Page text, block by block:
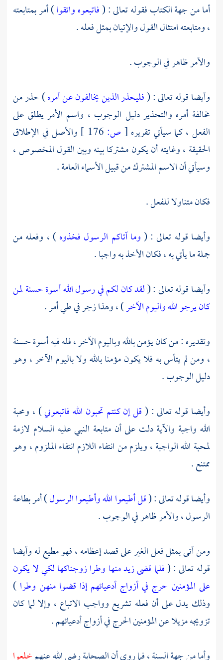
أما من جهة الكتاب فقوله تعالى : (فاتبعوه واتقوا) أمر بمتابعته
، ومتابعته امتثال القول والإتيان بمثل فعله .
والأمر ظاهر في الوجوب .
وأيضا قوله تعالى : (فليحذر الذين يخالفون عن أمره) حذر من
مخالفة أمره والتحذير دليل الوجوب ، واسم الأمر يطلق على
الفعل ، كما سيأتي تقريره [ ص:
والأصل في الإطلاق
الحقيقة ، وغايته أن يكون مشتركا بينه وبين القول المخصوص ،
وسيأتي أن الاسم المشترك من قبيل الأسماء العامة .
فكان متناولا للفعل .
وأيضا قوله تعالى : (وما آتاكم الرسول فخذوه) ، وفعله من
جملة ما يأتي به ، فكان الأخذ به واجبا .
وأيضا قوله تعالى : (لقد كان لكم في رسول الله أسوة حسنة لمن
كان يرجو الله واليوم الآخر) ، وهذا زجر في طي أمر .
وتقديره : من كان يؤمن بالله وباليوم الآخر ، فله فيه أسوة حسنة
، ومن لم يتأس به فلا يكون مؤمنا بالله ولا باليوم الآخر ، وهو
دليل الوجوب .
وأيضا قوله تعالى : (قل إن كنتم تحبون الله فاتبعوني) ، ومحبة
الله واجبة والآية دلت على أن متابعة النبي عليه السلام لازمة
لمحبة الله الواجبة ، ويلزم من انتفاء اللازم انتفاء الملزوم ، وهو
ممتنع .
وأيضا قوله تعالى : (قل أطيعوا الله وأطيعوا الرسول) أمر بطاعة
الرسول ، والأمر ظاهر في الوجوب .
ومن أتى بمثل فعل الغير على قصد إعظامه ، فهو مطيع له وأيضا
قوله تعالى : (فلما قضى زيد منها وطرا زوجناكها لكي لا يكون
على المؤمنين حرج في أزواج أدعيائهم إذا قضوا منهن وطرا )
وذلك يدل على أن فعله تشريع وواجب الاتباع ، وإلا لما كان
تزويجه مزيلا عن المؤمنين الحرج في أزواج أدعيائهم .